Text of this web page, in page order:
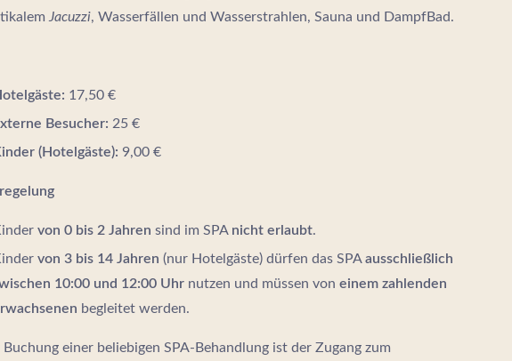
Jacuzzi, Wasserfällen und Wasserstrahlen, Sauna und DampfBad.
17,50 €
Besucher: 25 €
(Hotelgäste): 9,00 €
von 0 bis 2 Jahren sind im SPA nicht erlaubt.
von 3 bis 14 Jahren (nur Hotelgäste) dürfen das SPAausschließlich
10:00 und 12:00 Uhr nutzen und müssen von einem zahlenden
begleitet werden.
Buchung einer beliebigen SPA‑Behandlung ist der Zugang zum